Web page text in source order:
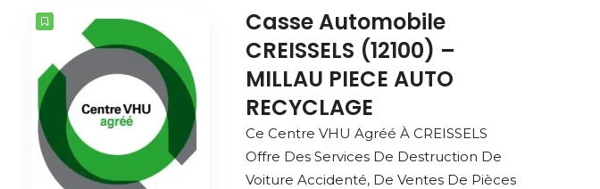
COUNT
Casse Automobile
CREISSELS (12100) –
MILLAU PIECE AUTO
RECYCLAGE
Ce Centre VHU Agréé À CREISSELS
Offre Des Services De Destruction De
Voiture Accidenté, De Ventes De Pièces